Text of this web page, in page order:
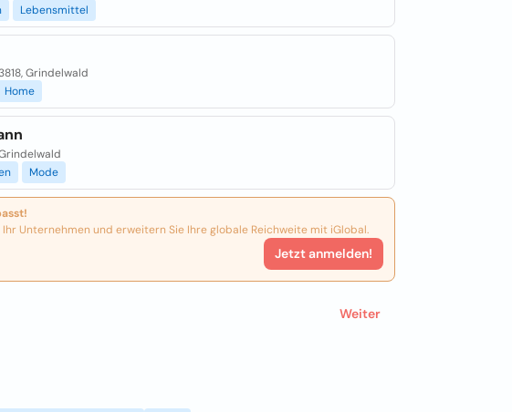
Lebensmittel
Grindelwald
Home
Mode
Unternehmen und erweitern Sie Ihre globale Reichweite mit iGlobal.
Jetzt anmelden!
Weiter